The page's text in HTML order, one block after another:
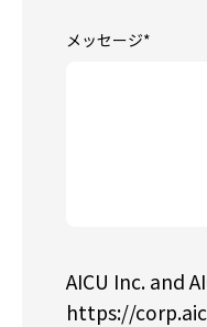
メッセージ*
AICU Inc. and
https://